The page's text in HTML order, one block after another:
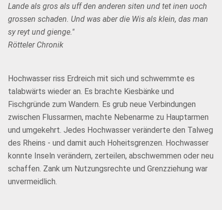
Lande als gros als uff den anderen siten und tet inen uoch
grossen schaden. Und was aber die Wis als klein, das man
sy reyt und gienge."
Rötteler Chronik
Hochwasser riss Erdreich mit sich und schwemmte es
talabwärts wieder an. Es brachte Kiesbänke und
Fischgründe zum Wandern. Es grub neue Verbindungen
zwischen Flussarmen, machte Nebenarme zu Hauptarmen
und umgekehrt. Jedes Hochwasser veränderte den Talweg
des Rheins - und damit auch Hoheitsgrenzen. Hochwasser
konnte Inseln verändern, zerteilen, abschwemmen oder neu
schaffen. Zank um Nutzungsrechte und Grenzziehung war
unvermeidlich.